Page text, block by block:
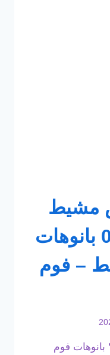
مشيط
ت: 0508385096 بانوهات
– فوم
بانوهات فوم